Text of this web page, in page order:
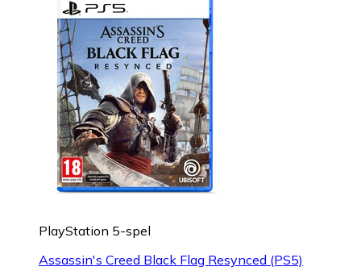
PlayStation 5-spel
Assassin's Creed Black Flag Resynced (PS5)